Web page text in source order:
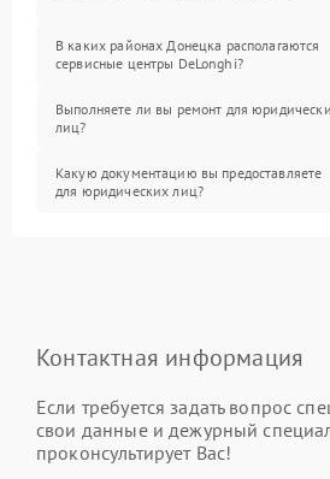
В каких районах Донецка располагаются
сервисные центры DeLonghi?
Выполняете ли вы ремонт для
лиц?
Какую документацию вы предоставляете
для юридических лиц?
Контактная информация
Если требуется задать вопрос
свои данные и дежурный
проконсультирует Вас!